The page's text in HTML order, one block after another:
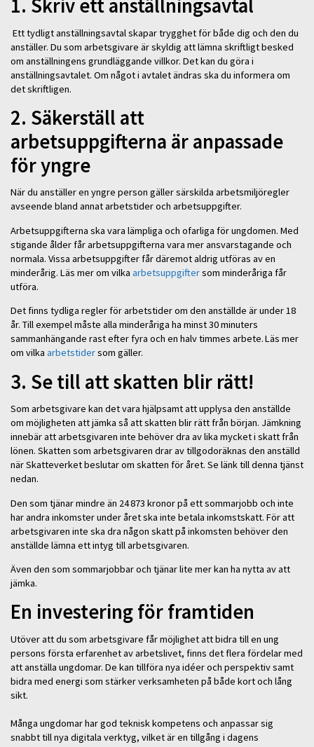
1. Skriv ett anställningsavtal
Ett tydligt anställningsavtal skapar trygghet för både dig och den du
anställer. Du som arbetsgivare är skyldig att lämna skriftligt besked
om anställningens grundläggande villkor. Det kan du göra i
anställningsavtalet. Om något i avtalet ändras ska du informera om
det skriftligen.
2. Säkerställ att
arbetsuppgifterna är anpassade
för yngre
När du anställer en yngre person gäller särskilda arbetsmiljöregler
avseende bland annat arbetstider och arbetsuppgifter.
Arbetsuppgifterna ska vara lämpliga och ofarliga för ungdomen. Med
stigande ålder får arbetsuppgifterna vara mer ansvarstagande och
normala. Vissa arbetsuppgifter får däremot aldrig utföras av en
minderårig. Läs mer om vilka arbetsuppgiftersom minderåriga får
utföra.
Det finns tydliga regler för arbetstider om den anställde är under 18
år. Till exempel måste alla minderåriga ha minst 30 minuters
sammanhängande rast efter fyra och en halv timmes arbete. Läs mer
om vilka arbetstidersom gäller.
3. Se till att skatten blir rätt!
Som arbetsgivare kan det vara hjälpsamt att upplysa den anställde
om möjligheten att jämka så att skatten blir rätt från början. Jämkning
innebär att arbetsgivaren inte behöver dra av lika mycket i skatt från
lönen. Skatten som arbetsgivaren drar av tillgodoräknas den anställd
när Skatteverket beslutar om skatten för året. Se länk till denna tjänst
nedan.
Den som tjänar mindre än 24 873 kronor på ett sommarjobb och inte
har andra inkomster under året ska inte betala inkomstskatt. För att
arbetsgivaren inte ska dra någon skatt på inkomsten behöver den
anställde lämna ett intyg till arbetsgivaren.
Även den som sommarjobbar och tjänar lite mer kan ha nytta av att
jämka.
En investering för framtiden
Utöver att du som arbetsgivare får möjlighet att bidra till en ung
persons första erfarenhet av arbetslivet, finns det flera fördelar med
att anställa ungdomar. De kan tillföra nya idéer och perspektiv samt
bidra med energi som stärker verksamheten på både kort och lång
sikt.
Många ungdomar har god teknisk kompetens och anpassar sig
snabbt till nya digitala verktyg, vilket är en tillgång i dagens